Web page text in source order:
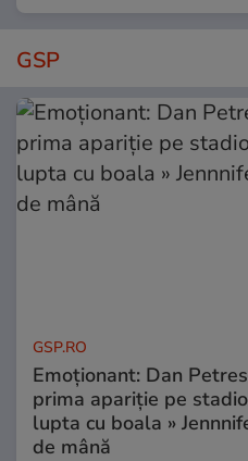
GSP
GSP.RO
Emoționant: Dan
prima apariție pe
lupta cu boala »
de mână